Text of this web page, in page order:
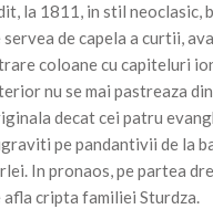
la 1811, in stil neoclasic,
servea de capela a curtii,
coloane cu capiteluri
nu se mai pastreaza
decat cei patru
pe pandantivii de la
In pronaos, pe partea
afla cripta familiei Sturdza.